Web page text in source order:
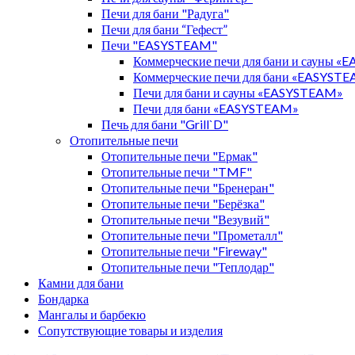
Печи для бани "Радуга"
Печи для бани “Гефест”
Печи "EASYSTEAM"
Коммерческие печи для бани и сауны
Коммерческие печи для бани
Печи для бани и сауны «EASYSTEAM»
Печи для бани «EASYSTEAM»
Печь для бани "Grill`D"
Отопительные печи
Отопительные печи "Ермак"
Отопительные печи "TMF"
Отопительные печи "Бренеран"
Отопительные печи "Берёзка"
Отопительные печи "Везувий"
Отопительные печи "Прометалл"
Отопительные печи "Fireway"
Отопительные печи "Теплодар"
Камни для бани
Бондарка
Мангалы и барбекю
Сопутствующие товары и изделия